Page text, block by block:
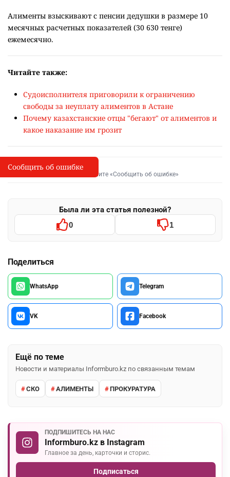
Алименты взыскивают с пенсии дедушки в размере 10
месячных расчетных показателей (30 630 тенге)
ежемесячно.
Читайте также:
Судоисполнителя приговорили к ограничению
свободы за неуплату алиментов в Астане
Почему казахстанские отцы "бегают" от алиментов и
какое наказание им грозит
I
Сообщить об опечатке
Выделите фрагмент и нажмите «Сообщить об ошибке»
Была ли эта статья полезной?
0 1
Поделиться
WhatsApp Telegram
VK Facebook
Ещё по теме
Новости и материалы Informburo.kz по связанным темам
СКО АЛИМЕНТЫ ПРОКУРАТУРА
ПОДПИШИТЕСЬ НА НАС
Informburo.kz в Instagram
Главное за день, карточки и сторис.
Подписаться
Сообщить об ошибке